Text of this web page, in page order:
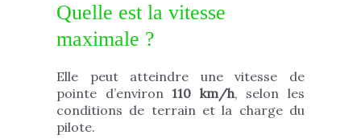
Quelle est la vitesse
maximale ?
Elle peut atteindre une vitesse de
pointe d’environ 110 km/h, selon les
conditions de terrain et la charge du
pilote.